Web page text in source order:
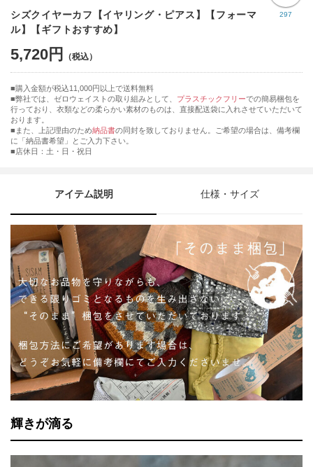
297
シズクイヤーカフ【イヤリング・ピアス】【フォーマ
ル】【ギフトおすすめ】
5,720円
購入金額が税込11,000円以上で送料無料
弊社では、ゼロウェイストの取り組みとして、 プラスチックフリーでの簡易梱包を
行っており、衣類などの柔らかい素材のものは、直接配送袋に入れさせていただいて
おります。
■また、上記理由のため納品書の同封を致しておりません。ご希望の場合は、備考欄
に「納品書希望」とご入力下さい。
■店休日：土・日・祝日
アイテム説明 仕様・サイズ
輝きが滴る